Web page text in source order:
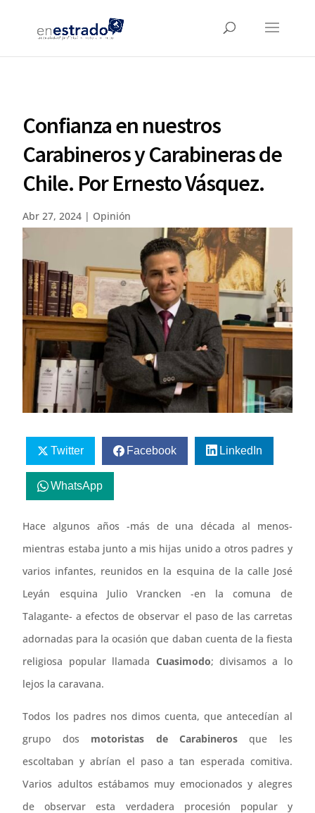
Confianza en nuestros
Carabineros y Carabineras de
Chile. Por Ernesto Vásquez.
Abr 27, 2024 | Opinión
Twitter Facebook LinkedIn
WhatsApp
Hace algunos años -más de una década al menos-
mientras estaba junto a mis hijas unido a otros padres y
varios infantes, reunidos en la esquina de la calle José
Leyán esquina Julio Vrancken -en la comuna de
Talagante- a efectos de observar el paso de las carretas
adornadas para la ocasión que daban cuenta de la fiesta
religiosa popular llamada Cuasimodo; divisamos a lo
lejos la caravana.
Todos los padres nos dimos cuenta, que antecedían al
grupo dos motoristas de Carabinerosque les
escoltaban y abrían el paso a tan esperada comitiva.
Varios adultos estábamos muy emocionados y alegres
de observar esta verdadera procesión popular y